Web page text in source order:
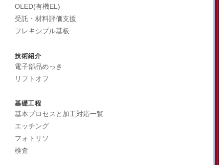
OLED(有機EL)
受託・材料評価支援
フレキシブル基板
技術紹介
電子部品めっき
リフトオフ
基礎工程
基本プロセスと加工対応一覧
エッチング
フォトリソ
検査